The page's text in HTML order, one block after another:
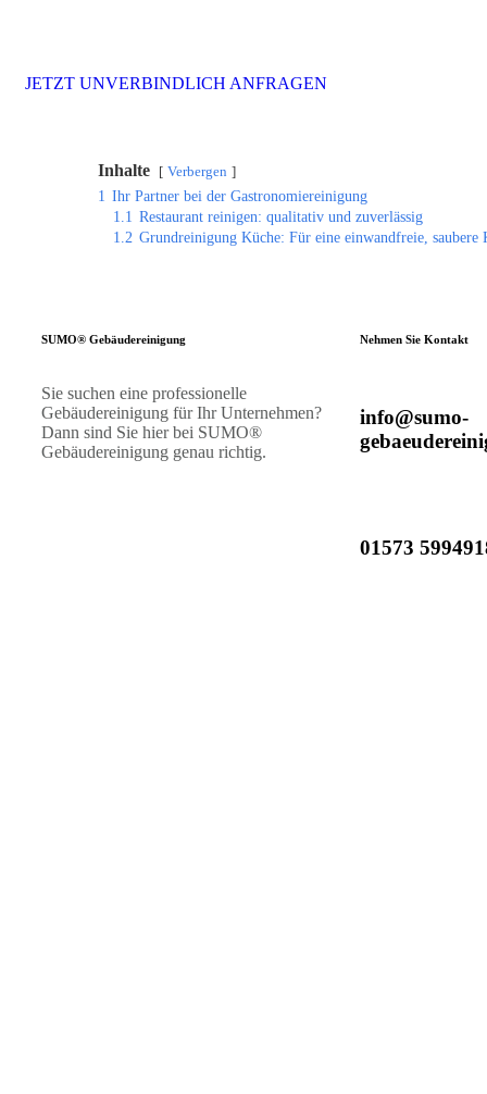
JETZT UNVERBINDLICH ANFRAGEN
Inhalte Verbergen
1 Ihr Partner bei der Gastronomiereinigung
1.1 Restaurant reinigen: qualitativ und zuverlässig
1.2 Grundreinigung Küche: Für eine einwandfreie, saubere
SUMO® Gebäudereinigung
Sie suchen eine professionelle
Gebäudereinigung für Ihr Unternehmen?
Dann sind Sie hier bei SUMO®
Gebäudereinigung genau richtig.
Nehmen Sie Kontakt
info@sumo-
01573